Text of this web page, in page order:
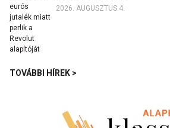
2026. AUGUSZTUS 4.
TOVÁBBI HÍREK >